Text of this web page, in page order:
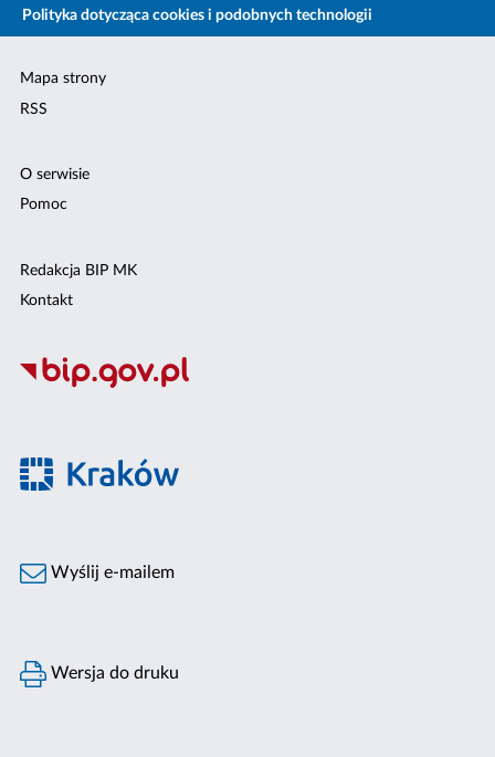
Polityka dotycząca cookies i podobnych technologii
Mapa strony
RSS
O serwisie
Pomoc
Redakcja BIP MK
Kontakt
Wyślij e-mailem
Wersja do druku